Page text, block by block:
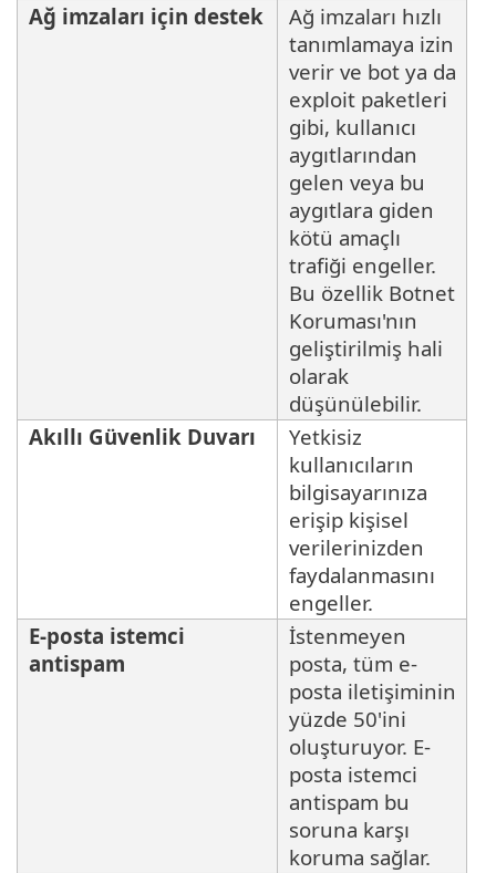
Ağ imzaları için destek
Ağ imzaları hızlı
tanımlamaya izin
verir ve bot ya da
exploit paketleri
gibi, kullanıcı
aygıtlarından
gelen veya bu
aygıtlara giden
kötü amaçlı
trafiği engeller.
Bu özellik Botnet
Koruması'nın
geliştirilmiş hali
olarak
düşünülebilir.
Akıllı Güvenlik Duvarı
Yetkisiz
kullanıcıların
bilgisayarınıza
erişip kişisel
verilerinizden
faydalanmasını
engeller.
E-posta istemci
antispam
İstenmeyen
posta, tüm e-
posta iletişiminin
yüzde 50'ini
oluşturuyor. E-
posta istemci
antispam bu
soruna karşı
koruma sağlar.